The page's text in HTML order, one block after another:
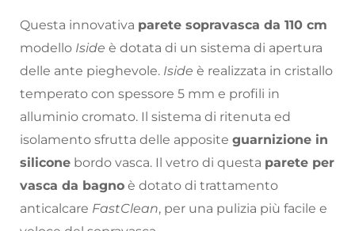
Questa innovativa parete sopravasca da 110 cm
modello Iside è dotata di un sistema di apertura
delle ante pieghevole. Iside è realizzata in cristallo
temperato con spessore 5 mm e profili in
alluminio cromato. Il sistema di ritenuta ed
isolamento sfrutta delle apposite guarnizione in
silicone bordo vasca. Il vetro di questa parete per
vasca da bagno è dotato di trattamento
anticalcare FastClean, per una pulizia più facile e